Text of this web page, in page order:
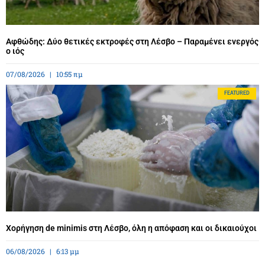
Αφθώδης: Δύο θετικές εκτροφές στη Λέσβο – Παραμένει ενεργός
ο ιός
07/08/2026 10:55 πμ
FEATURED
Χορήγηση de minimis στη Λέσβο, όλη η απόφαση και οι δικαιούχοι
06/08/2026 6:13 μμ